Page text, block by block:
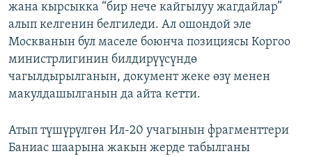
жана кырсыкка “бир нече кайгылуу жагдайлар”
алып келгенин белгиледи. Ал ошондой эле
Москванын бул маселе боюнча позициясы Коргоо
министрлигинин билдирүүсүндө
чагылдырылганын, документ жеке өзү менен
макулдашылганын да айта кетти.
Атып түшүрүлгөн Ил-20 учагынын фрагменттери
Баниас шаарына жакын жерде табылганы